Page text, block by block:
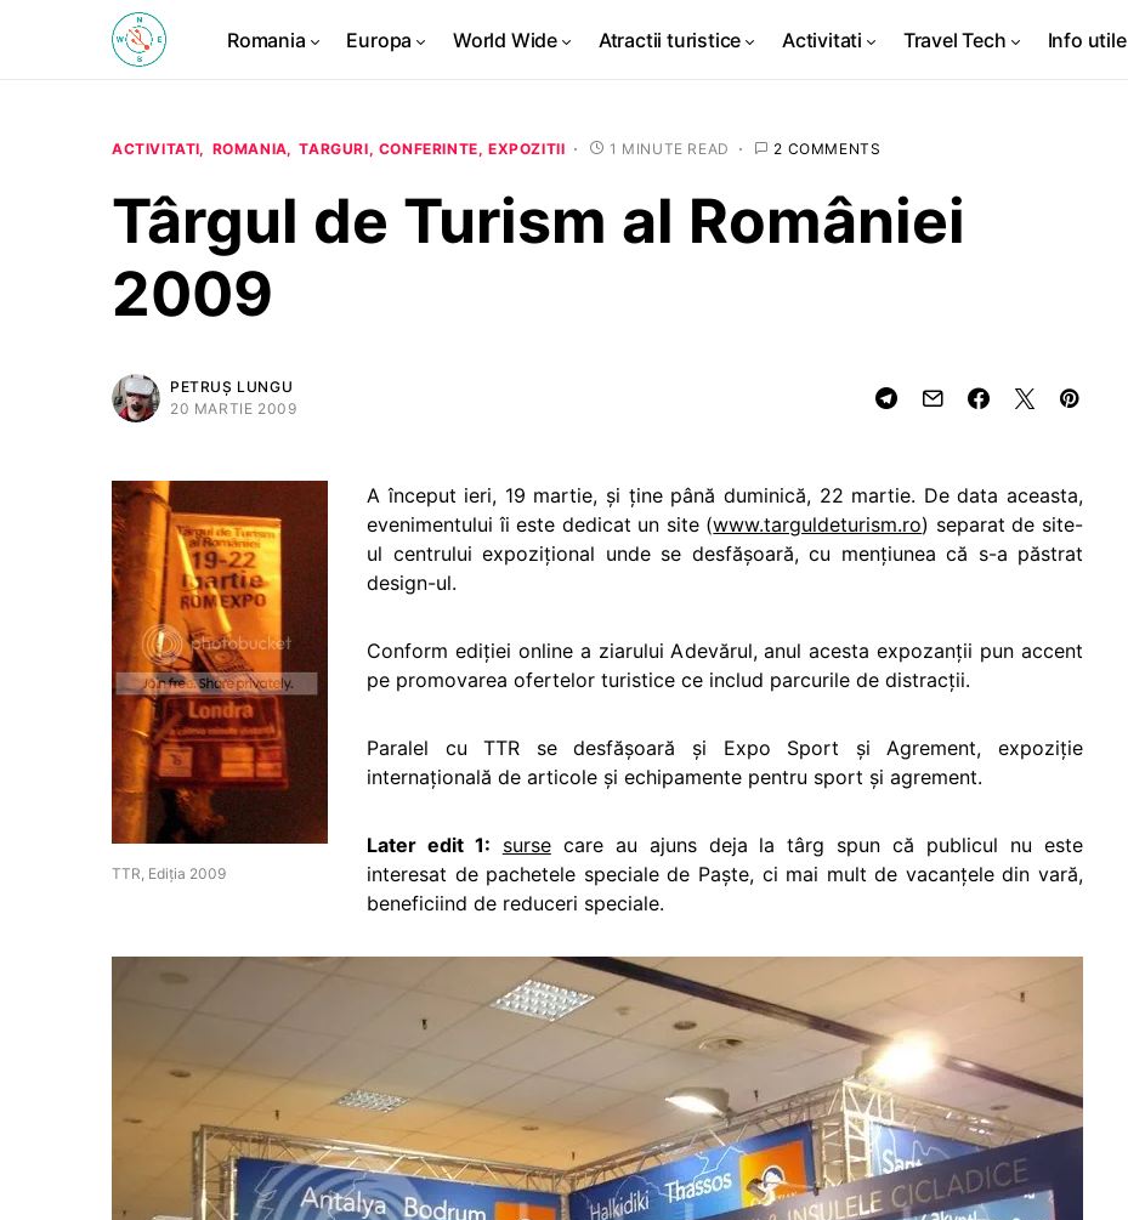
Romania Europa World Wide Atractii turistice Activitati Travel Tech Info utile
ACTIVITATI ROMANIA TARGURI, CONFERINTE, EXPOZITII 1 MINUTE READ 2 COMMENTS
Târgul de Turism al României
2009
PETRUȘ LUNGU
20 MARTIE 2009
TTR, Ediţia 2009
A început ieri, 19 martie, şi ţine până duminică, 22 martie. De data aceasta,
evenimentului îi este dedicat un site (www.targuldeturism.ro) separat de site-
ul centrului expoziţional unde se desfăşoară, cu menţiunea că s-a păstrat
design-ul.
Conform ediţiei online a ziarului Adevărul, anul acesta expozanţii pun accent
pe promovarea ofertelor turistice ce includ parcurile de distracţii.
Paralel cu TTR se desfăşoară şi Expo Sport şi Agrement, expoziţie
internaţională de articole şi echipamente pentru sport şi agrement.
Later edit 1: sursecare au ajuns deja la târg spun că publicul nu este
interesat de pachetele speciale de Paşte, ci mai mult de vacanţele din vară,
beneficiind de reduceri speciale.